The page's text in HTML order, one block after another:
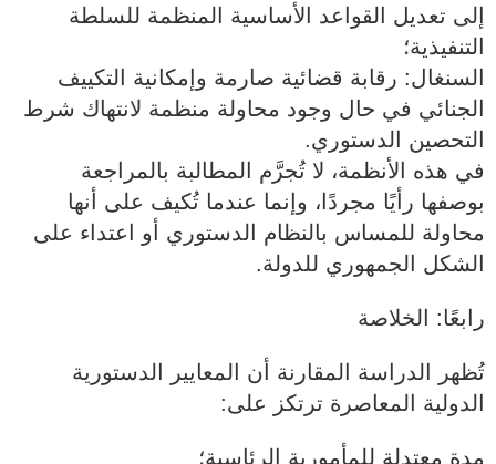
إلى تعديل القواعد الأساسية المنظمة للسلطة
التنفيذية؛
السنغال: رقابة قضائية صارمة وإمكانية التكييف
الجنائي في حال وجود محاولة منظمة لانتهاك شرط
التحصين الدستوري.
في هذه الأنظمة، لا تُجرَّم المطالبة بالمراجعة
بوصفها رأيًا مجردًا، وإنما عندما تُكيف على أنها
محاولة للمساس بالنظام الدستوري أو اعتداء على
الشكل الجمهوري للدولة.
رابعًا: الخلاصة
تُظهر الدراسة المقارنة أن المعايير الدستورية
الدولية المعاصرة ترتكز على:
مدة معتدلة للمأمورية الرئاسية؛